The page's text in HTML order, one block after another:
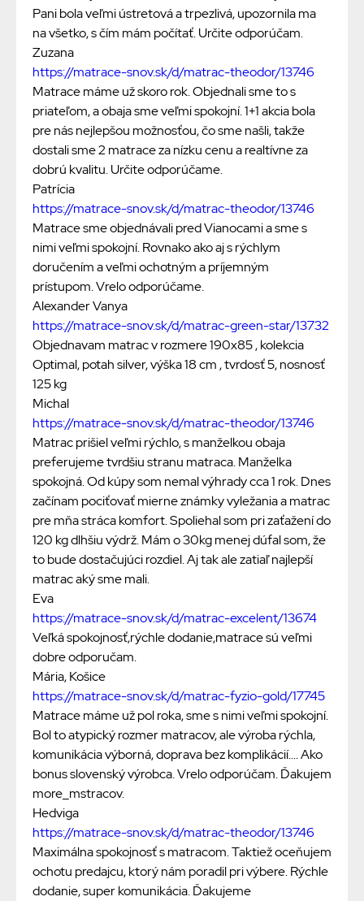
Pani bola veľmi ústretová a trpezlivá, upozornila ma
na všetko, s čím mám počítať. Určite odporúčam.
Zuzana
https://matrace-snov.sk/d/matrac-theodor/13746
Matrace máme už skoro rok. Objednali sme to s
priateľom, a obaja sme veľmi spokojní. 1+1 akcia bola
pre nás nejlepšou možnosťou, čo sme našli, takže
dostali sme 2 matrace za nízku cenu a realtívne za
dobrú kvalitu. Určite odporúčame.
Patrícia
https://matrace-snov.sk/d/matrac-theodor/13746
Matrace sme objednávali pred Vianocami a sme s
nimi veľmi spokojní. Rovnako ako aj s rýchlym
doručením a veľmi ochotným a príjemným
prístupom. Vrelo odporúčame.
Alexander Vanya
https://matrace-snov.sk/d/matrac-green-star/13732
Objednavam matrac v rozmere 190x85 , kolekcia
Optimal, potah silver, výška 18 cm , tvrdosť 5, nosnosť
125 kg
Michal
https://matrace-snov.sk/d/matrac-theodor/13746
Matrac prišiel veľmi rýchlo, s manželkou obaja
preferujeme tvrdšiu stranu matraca. Manželka
spokojná. Od kúpy som nemal výhrady cca 1 rok. Dnes
začínam pociťovať mierne známky vyležania a matrac
pre mňa stráca komfort. Spoliehal som pri zaťažení do
120 kg dlhšiu výdrž. Mám o 30kg menej dúfal som, že
to bude dostačujúci rozdiel. Aj tak ale zatiaľ najlepší
matrac aký sme mali.
Eva
https://matrace-snov.sk/d/matrac-excelent/13674
Veľká spokojnosť,rýchle dodanie,matrace sú veľmi
dobre odporučam.
Mária, Košice
https://matrace-snov.sk/d/matrac-fyzio-gold/17745
Matrace máme už pol roka, sme s nimi veľmi spokojní.
Bol to atypický rozmer matracov, ale výroba rýchla,
komunikácia výborná, doprava bez komplikácií.... Ako
bonus slovenský výrobca. Vrelo odporúčam. Ďakujem
more_mstracov.
Hedviga
https://matrace-snov.sk/d/matrac-theodor/13746
Maximálna spokojnosť s matracom. Taktiež oceňujem
ochotu predajcu, ktorý nám poradil pri výbere. Rýchle
dodanie, super komunikácia. Ďakujeme